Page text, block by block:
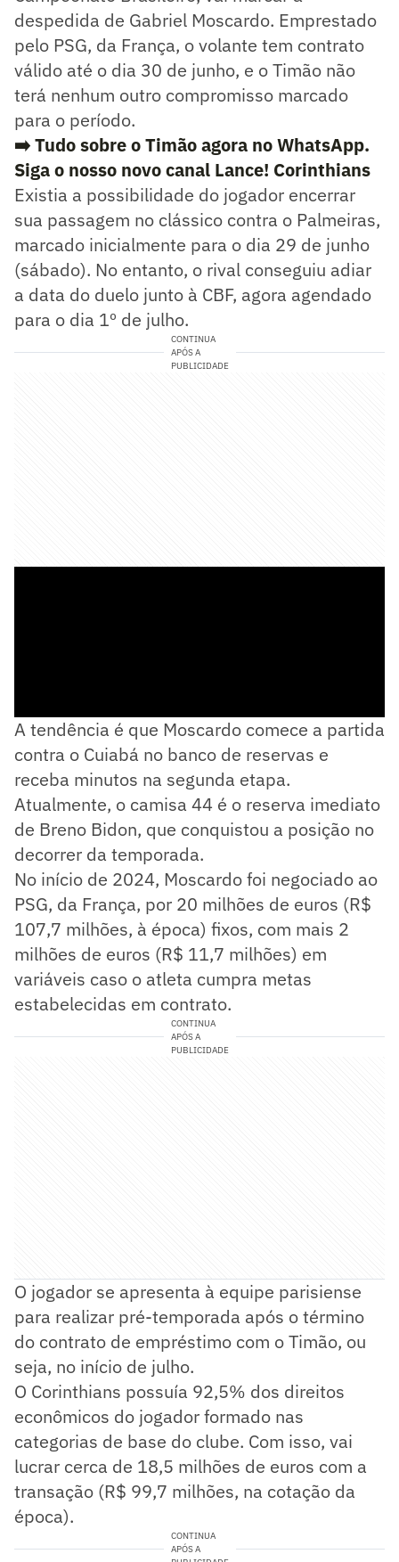
despedida de Gabriel Moscardo. Emprestado
pelo PSG, da França, o volante tem contrato
válido até o dia 30 de junho, e o Timão não
terá nenhum outro compromisso marcado
para o período.
➡️ Tudo sobre o Timão agora no WhatsApp.
Siga o nosso novo canal Lance! Corinthians
Existia a possibilidade do jogador encerrar
sua passagem no clássico contra o Palmeiras,
marcado inicialmente para o dia 29 de junho
(sábado). No entanto, o rival conseguiu adiar
a data do duelo junto à CBF, agora agendado
para o dia 1º de julho.
CONTINUA
APÓS A
PUBLICIDADE
A tendência é que Moscardo comece a partida
contra o Cuiabá no banco de reservas e
receba minutos na segunda etapa.
Atualmente, o camisa 44 é o reserva imediato
de Breno Bidon, que conquistou a posição no
decorrer da temporada.
No início de 2024, Moscardo foi negociado ao
PSG, da França, por 20 milhões de euros (R$
107,7 milhões, à época) fixos, com mais 2
milhões de euros (R$ 11,7 milhões) em
variáveis caso o atleta cumpra metas
estabelecidas em contrato.
CONTINUA
APÓS A
PUBLICIDADE
O jogador se apresenta à equipe parisiense
para realizar pré-temporada após o término
do contrato de empréstimo com o Timão, ou
seja, no início de julho.
O Corinthians possuía 92,5% dos direitos
econômicos do jogador formado nas
categorias de base do clube. Com isso, vai
lucrar cerca de 18,5 milhões de euros com a
transação (R$ 99,7 milhões, na cotação da
época).
CONTINUA
APÓS A